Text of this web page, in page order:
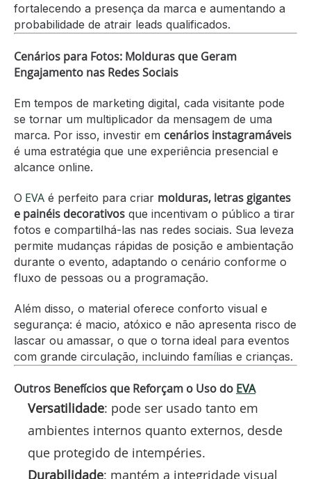
fortalecendo a presença da marca e aumentando a
probabilidade de atrair leads qualificados.
Cenários para Fotos: Molduras que Geram
Engajamento nas Redes Sociais
Em tempos de marketing digital, cada visitante pode
se tornar um multiplicador da mensagem de uma
marca. Por isso, investir em cenários instagramáveis
é uma estratégia que une experiência presencial e
alcance online.
O EVA é perfeito para criar molduras, letras gigantes
e painéis decorativos que incentivam o público a tirar
fotos e compartilhá-las nas redes sociais. Sua leveza
permite mudanças rápidas de posição e ambientação
durante o evento, adaptando o cenário conforme o
fluxo de pessoas ou a programação.
Além disso, o material oferece conforto visual e
segurança: é macio, atóxico e não apresenta risco de
lascar ou amassar, o que o torna ideal para eventos
com grande circulação, incluindo famílias e crianças.
Outros Benefícios que Reforçam o Uso do EVA
Versatilidade: pode ser usado tanto em
ambientes internos quanto externos, desde
que protegido de intempéries.
Durabilidade: mantém a integridade visual